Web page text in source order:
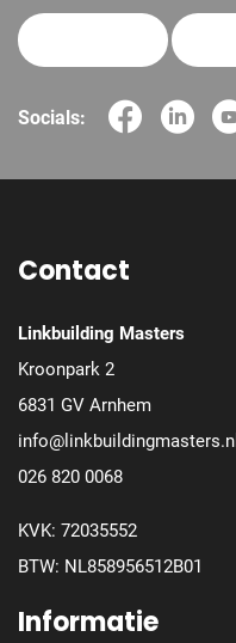
Socials:
Contact
Linkbuilding Masters
Kroonpark 2
6831 GV Arnhem
info@linkbuildingmasters.nl
026 820 0068
KVK: 72035552
BTW: NL858956512B01
Informatie